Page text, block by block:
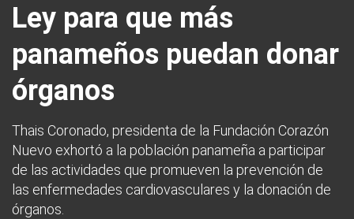
Ley para que más
panameños puedan donar
órganos
Thais Coronado, presidenta de la Fundación Corazón
Nuevo exhortó a la población panameña a participar
de las actividades que promueven la prevención de
las enfermedades cardiovasculares y la donación de
órganos.